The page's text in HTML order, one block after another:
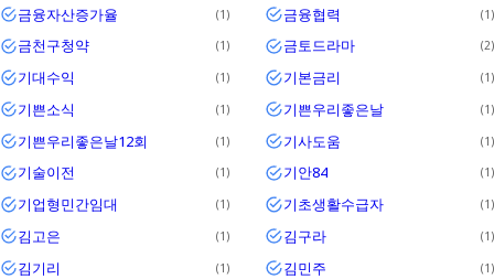
금융자산증가율 1 금융협력 1
금천구청약 1 금토드라마 2
기대수익 1 기본금리 1
기쁜소식 1 기쁜우리좋은날 1
기쁜우리좋은날12회 1 기사도움 1
기술이전 1 기안84 1
기업형민간임대 1 기초생활수급자 1
김고은 1 김구라 1
김기리 1 김민주 1